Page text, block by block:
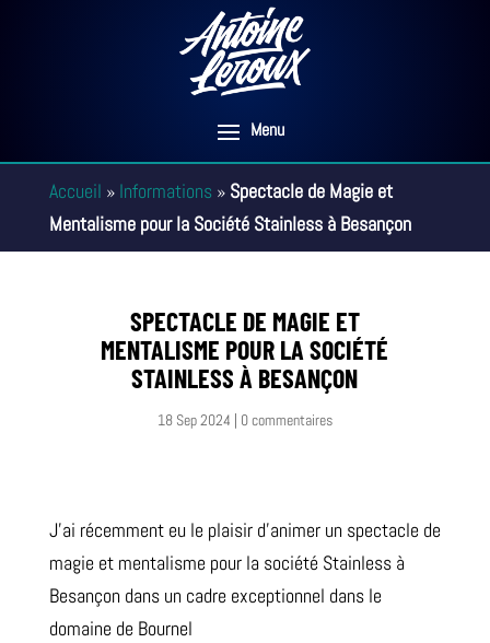
Accueil » Informations » Spectacle de Magie et
Mentalisme pour la Société Stainless à Besançon
SPECTACLE DE MAGIE ET
MENTALISME POUR LA SOCIÉTÉ
STAINLESS À BESANÇON
18 Sep 2024 | 0 commentaires
J’ai récemment eu le plaisir d’animer un spectacle de
magie et mentalisme pour la société Stainless à
Besançon dans un cadre exceptionnel dans le
domaine de Bournel